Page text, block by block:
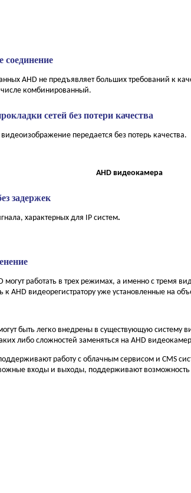
соединение
AHD не предъявляет больших требований к
комбинированный.
сетей без потери качества
передается без потерь качества.
AHD видеокамера
задержек
характерных для IP систем.
могут работать в трех режимах, а именно с
к AHD видеорегистратору уже установленные на
быть легко внедрены в существующую
либо сложностей заменяться на AHD
работу с облачным сервисом и CMS
входы и выходы, поддерживают